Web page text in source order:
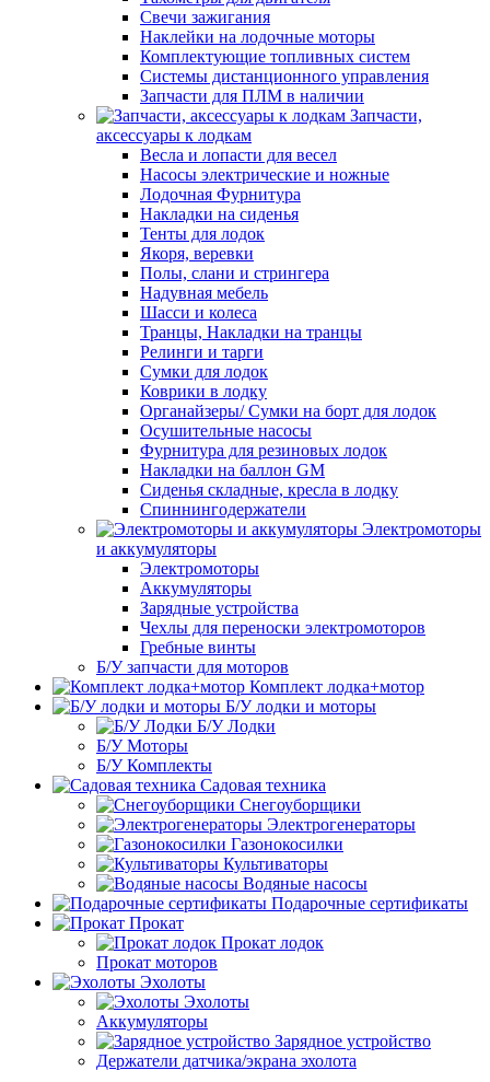
Свечи зажигания
Наклейки на лодочные моторы
Комплектующие топливных систем
Системы дистанционного управления
Запчасти для ПЛМ в наличии
Запчасти,
аксессуары к лодкам
Весла и лопасти для весел
Насосы электрические и ножные
Лодочная Фурнитура
Накладки на сиденья
Тенты для лодок
Якоря, веревки
Полы, слани и стрингера
Надувная мебель
Шасси и колеса
Транцы, Накладки на транцы
Релинги и тарги
Сумки для лодок
Коврики в лодку
Органайзеры/ Сумки на борт для лодок
Осушительные насосы
Фурнитура для резиновых лодок
Накладки на баллон GM
Сиденья складные, кресла в лодку
Спиннингодержатели
Электромоторы
и аккумуляторы
Электромоторы
Аккумуляторы
Зарядные устройства
Чехлы для переноски электромоторов
Гребные винты
Б/У запчасти для моторов
Комплект лодка+мотор
Б/У лодки и моторы
Б/У Лодки
Б/У Моторы
Б/У Комплекты
Садовая техника
Снегоуборщики
Электрогенераторы
Газонокосилки
Культиваторы
Водяные насосы
Подарочные сертификаты
Прокат
Прокат лодок
Прокат моторов
Эхолоты
Эхолоты
Аккумуляторы
Зарядное устройство
Держатели датчика/экрана эхолота